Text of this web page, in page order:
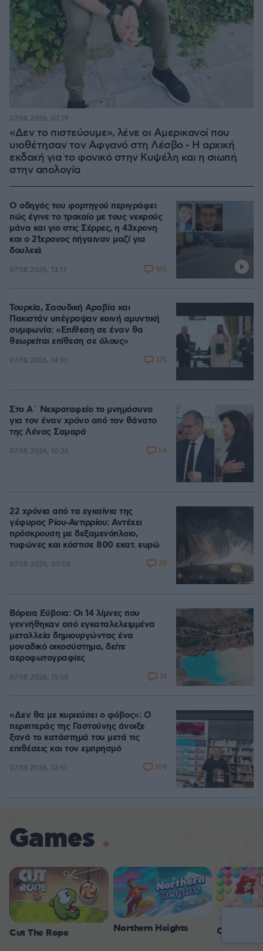
«Δεν το πιστεύουμε», λένε οι Αμερικανοί που
υιοθέτησαν τον Αφγανό στη Λέσβο - Η αρχική
εκδοχή για το φονικό στην Κυψέλη και η σιωπή
στην απολογία
07.08.2026, 07:19
Ο οδηγός του φορτηγού περιγράφει
πώς έγινε το τροχαίο με τους νεκρούς
μάνα και γιο στις Σέρρες, η 43χρονη
και ο 21χρονος πήγαιναν μαζί για
δουλειά
07.08.2026, 13:17 165
Τουρκία, Σαουδική Αραβία και
Πακιστάν υπέγραψαν κοινή αμυντική
συμφωνία: «Επίθεση σε έναν θα
θεωρείται επίθεση σε όλους»
07.08.2026, 14:10 175
Στο Α΄ Νεκροταφείο το μνημόσυνο
για τον έναν χρόνο από τον θάνατο
της Λένας Σαμαρά
07.08.2026, 10:26 54
22 χρόνια από τα εγκαίνια της
γέφυρας Ρίου-Αντιρρίου: Αντέχει
πρόσκρουση με δεξαμενόπλοιο,
τυφώνες και κόστισε 800 εκατ. ευρώ
07.08.2026, 09:08 29
Βόρεια Εύβοια: Οι 14 λίμνες που
γεννήθηκαν από εγκαταλελειμμένα
μεταλλεία δημιουργώντας ένα
μοναδικό οικοσύστημα, δείτε
αεροφωτογραφίες
07.08.2026, 15:58 14
«Δεν θα με κυριεύσει ο φόβος»: Ο
περιπτεράς της Γαστούνης άνοιξε
ξανά το κατάστημά του μετά τις
επιθέσεις και τον εμπρησμό
07.08.2026, 12:51 109
Games
Cut The Rope Northern Heights Candy